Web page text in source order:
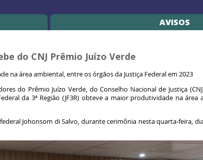
AVISOS
do CNJ Prêmio Juízo Verde
na área ambiental, entre os órgãos da Justiça Federal em 2023
do Prêmio Juízo Verde, do Conselho Nacional de Justiça
da 3ª Região (JF3R) obteve a maior produtividade na
Johonsom di Salvo, durante cerimônia nesta quarta-feira,